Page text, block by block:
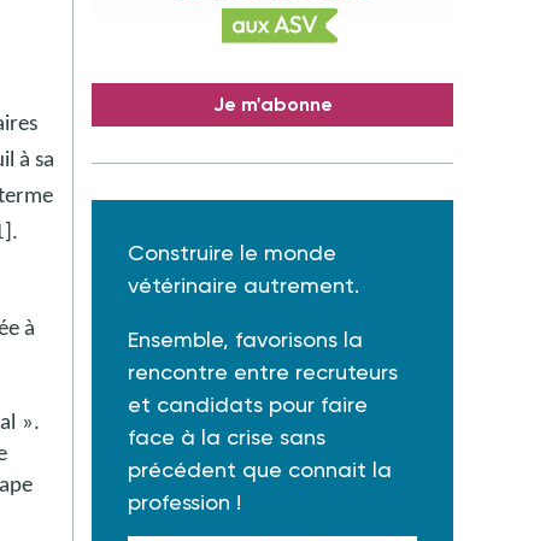
à sa
à
».
Je m'abonne
Construire le monde
vétérinaire autrement.
Ensemble, favorisons la
rencontre entre recruteurs
et candidats pour faire
face à la crise sans
précédent que connait la
profession !